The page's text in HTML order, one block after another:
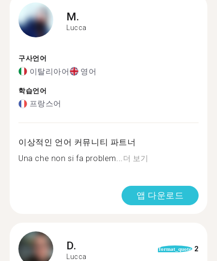
M.
Lucca
구사언어
이탈리아어 영어
학습언어
프랑스어
이상적인 언어 커뮤니티 파트너
Una che non si fa problem...더 보기
앱 다운로드
D.
Lucca
format_quote 2